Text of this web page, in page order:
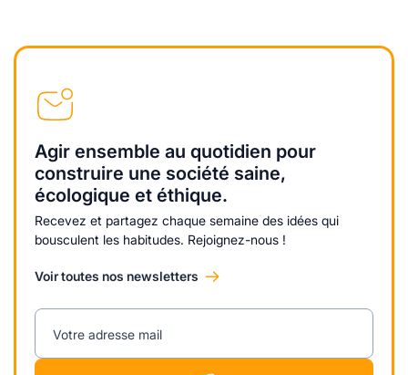
Agir ensemble au quotidien pour
construire une société saine,
écologique et éthique.
Recevez et partagez chaque semaine des idées qui
bousculent les habitudes. Rejoignez-nous !
Voir toutes nos newsletters
Votre adresse mail